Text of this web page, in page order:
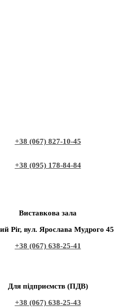
+38 (067) 827-10-45
+38 (095) 178-84-84
Виставкова зала
Ріг, вул. Ярослава Мудрого 45
+38 (067) 638-25-41
Для підприємств (ПДВ)
+38 (067) 638-25-43